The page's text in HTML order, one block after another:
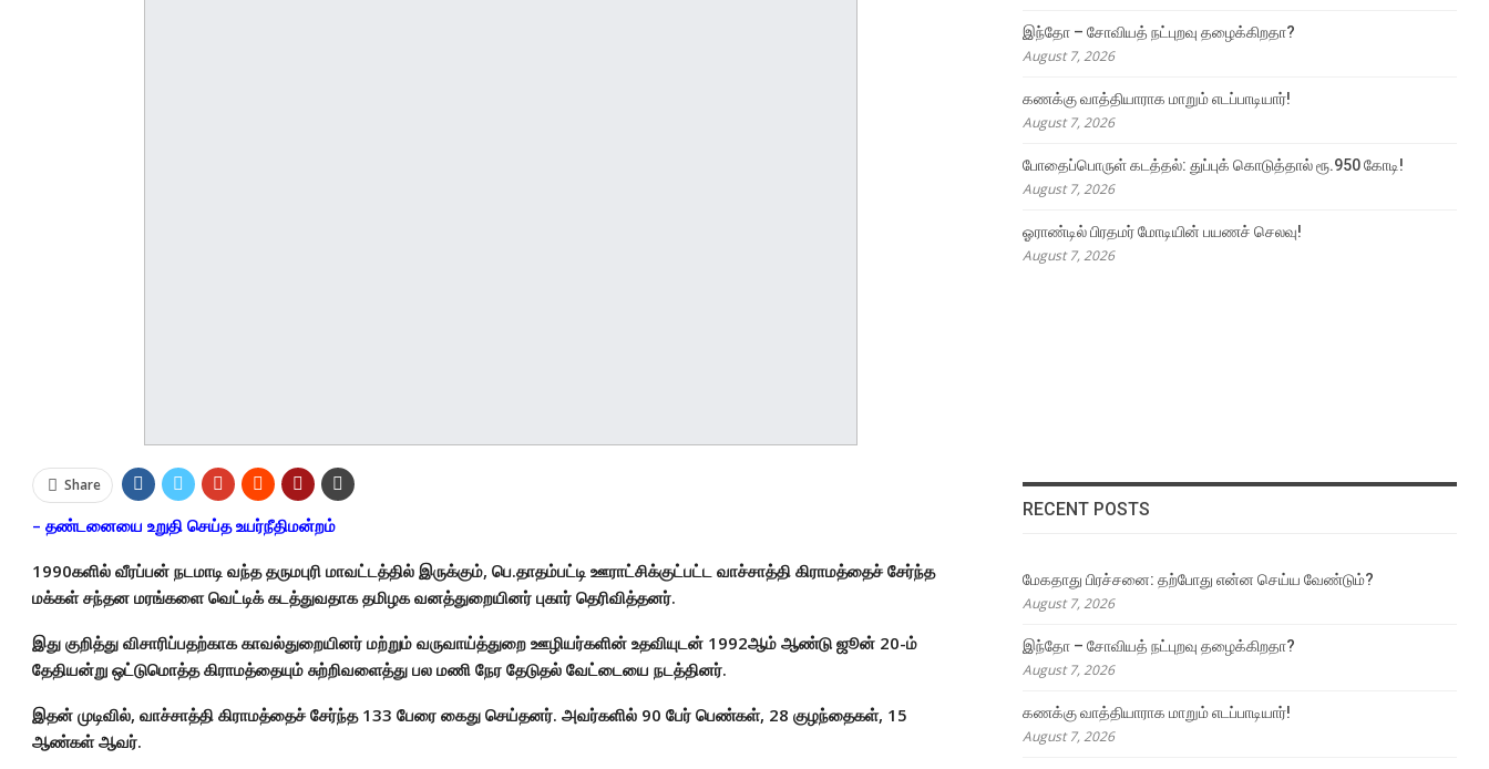
Share
– தண்டனையை உறுதி செய்த உயர்நீதிமன்றம்
1990களில் வீரப்பன் நடமாடி வந்த தருமபுரி மாவட்டத்தில் இருக்கும், பெ.தாதம்பட்டி ஊராட்சிக்குட்பட்ட வாச்சாத்தி கிராம‌‌த்தைச் சேர்ந்த
மக்கள் சந்தன மரங்களை வெட்டிக் கடத்துவதாக தமிழக வனத்துறையினர் புகார் தெரிவித்தனர்.
இது குறித்து விசாரிப்பதற்காக காவல்துறையினர் மற்றும் வருவாய்த்துறை ஊழியர்களின் உதவியுடன் 1992ஆம் ஆண்டு ஜூன் 20-ம்
தேதியன்று ஒட்டுமொத்த கிராமத்தையும் சுற்றிவளைத்து பல மணி நேர தேடுதல் வேட்டையை நடத்தினர்.
இதன் முடிவில், வாச்சாத்தி கிராமத்தைச் சேர்ந்த 133 பேரை கைது செய்தனர். அவர்களில் 90 பேர் பெண்கள், 28 குழந்தைகள், 15
ஆண்கள் ஆவர்.
இந்தோ – சோவியத் நட்புறவு தழைக்கிறதா?
August 7, 2026
கணக்கு வாத்தியாராக மாறும் எடப்பாடியார்!
August 7, 2026
போதைப்பொருள் கடத்தல்: துப்புக் கொடுத்தால் ரூ.950 கோடி!
August 7, 2026
ஓராண்டில் பிரதமர் மோடியின் பயணச் செலவு!
August 7, 2026
RECENT POSTS
மேகதாது பிரச்சனை: தற்போது என்ன செய்ய வேண்டும்?
August 7, 2026
இந்தோ – சோவியத் நட்புறவு தழைக்கிறதா?
August 7, 2026
கணக்கு வாத்தியாராக மாறும் எடப்பாடியார்!
August 7, 2026